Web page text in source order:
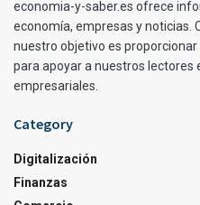
economia-y-saber.es ofrece
economía, empresas y noticias.
nuestro objetivo es
para apoyar a nuestros lectores
empresariales.
Category
Digitalización
Finanzas